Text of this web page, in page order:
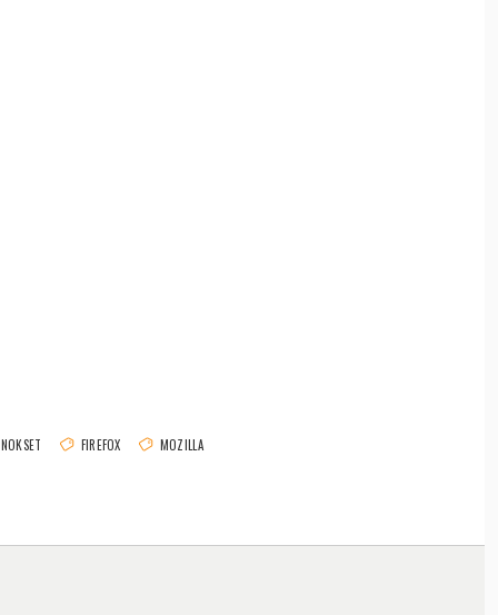
FIREFOX MOZILLA